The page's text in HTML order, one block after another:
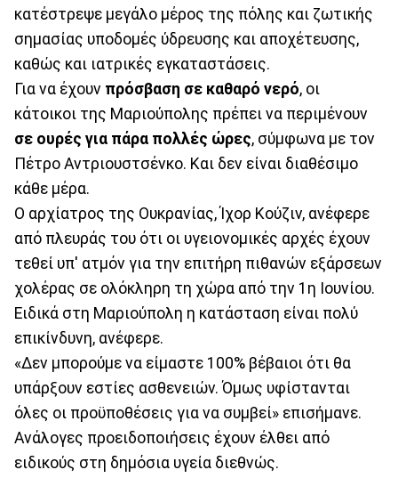
κατέστρεψε μεγάλο μέρος της πόλης και ζωτικής
σημασίας υποδομές ύδρευσης και αποχέτευσης,
καθώς και ιατρικές εγκαταστάσεις.
Για να έχουν πρόσβαση σε καθαρό νερό, οι
κάτοικοι της Μαριούπολης πρέπει να περιμένουν
σε ουρές για πάρα πολλές ώρες, σύμφωνα με τον
Πέτρο Αντριουστσένκο. Kαι δεν είναι διαθέσιμο
κάθε μέρα.
Ο αρχίατρος της Ουκρανίας, Ίχορ Κούζιν, ανέφερε
από πλευράς του ότι οι υγειονομικές αρχές έχουν
τεθεί υπ' ατμόν για την επιτήρη πιθανών εξάρσεων
χολέρας σε ολόκληρη τη χώρα από την 1η Ιουνίου.
Ειδικά στη Μαριούπολη η κατάσταση είναι πολύ
επικίνδυνη, ανέφερε.
«Δεν μπορούμε να είμαστε 100% βέβαιοι ότι θα
υπάρξουν εστίες ασθενειών. Όμως υφίστανται
όλες οι προϋποθέσεις για να συμβεί» επισήμανε.
Ανάλογες προειδοποιήσεις έχουν έλθει από
ειδικούς στη δημόσια υγεία διεθνώς.